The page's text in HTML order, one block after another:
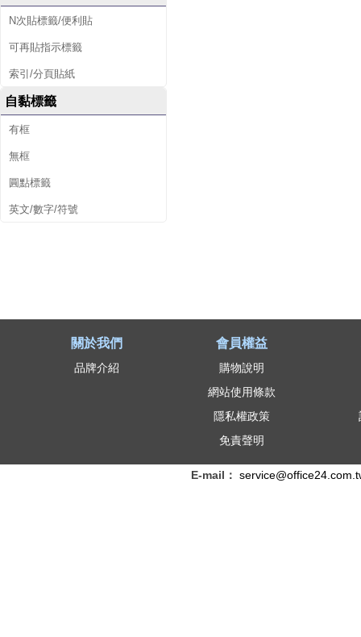
N次貼標籤/便利貼
可再貼指示標籤
索引/分頁貼紙
自黏標籤
有框
無框
圓點標籤
英文/數字/符號
關於我們
品牌介紹
會員權益
購物說明
網站使用條款
隱私權政策
免責聲明
E-mail：